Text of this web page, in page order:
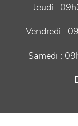
Jeudi :
Vendredi :
Samedi :